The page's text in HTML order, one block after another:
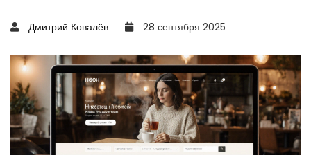
Дмитрий Ковалёв 28 сентября 2025